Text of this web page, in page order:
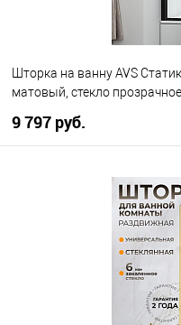
Шторка на ванну AVS
матовый, стекло прозрачное
9 797 руб.